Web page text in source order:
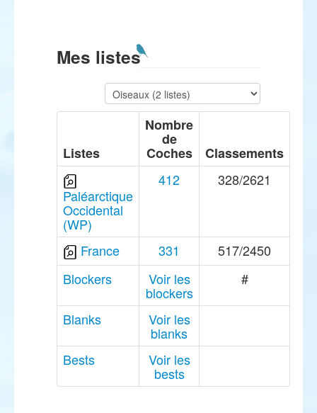
Mes listes
Listes
Nombre
de
Coches Classements
Paléarctique
Occidental
(WP)
412 328/2621
France 331
517/2450
Blockers
Voir les
blockers
#
Blanks Voir les
blanks
Bests
Voir les
bests